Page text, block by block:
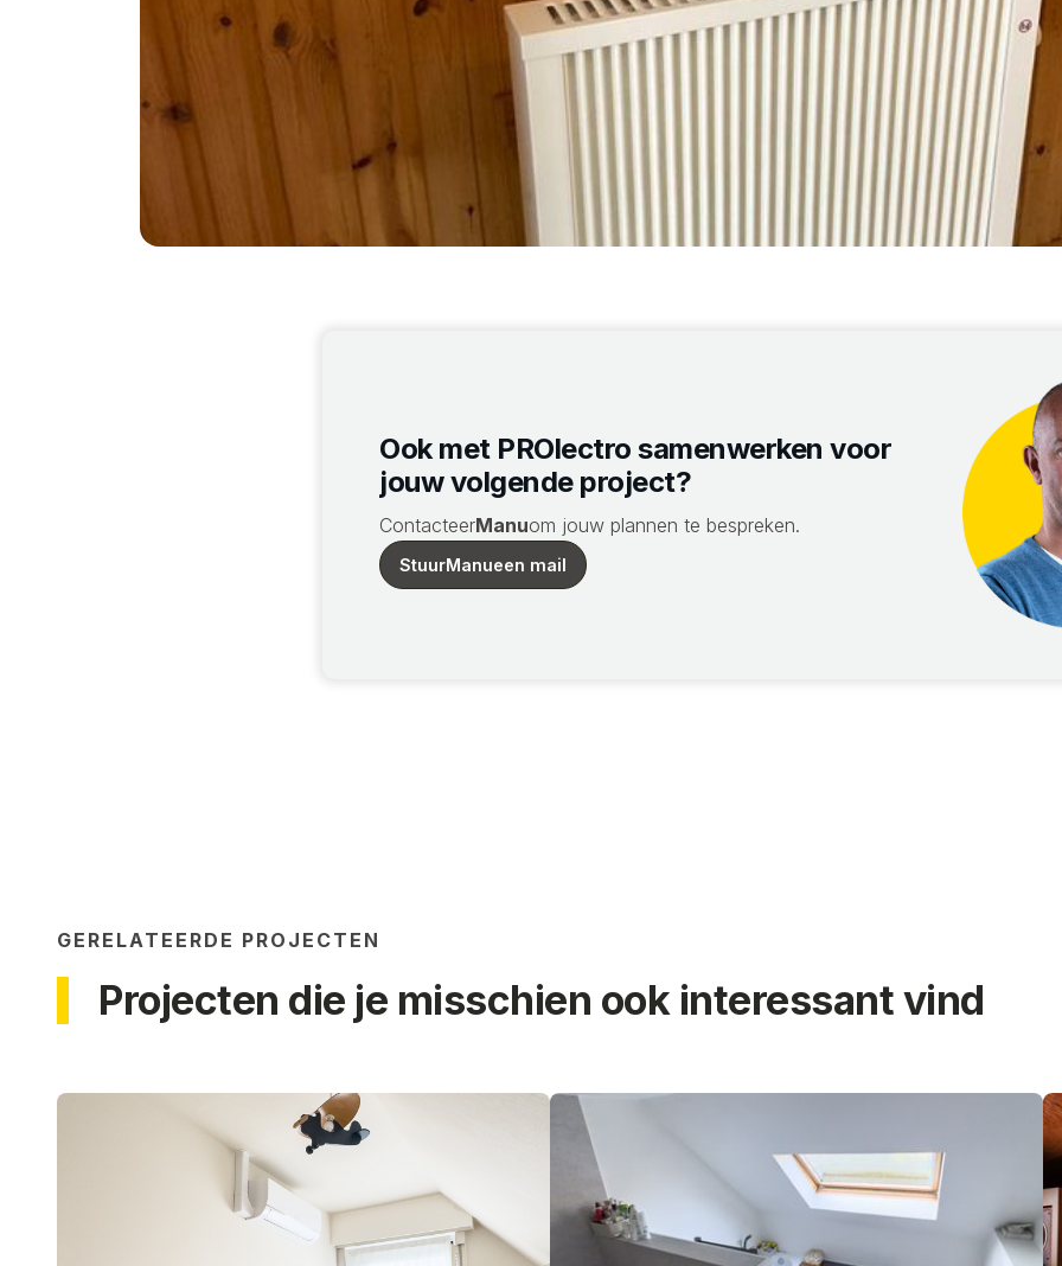
Ook met PROlectro samenwerken voor
jouw volgende project?
ContacteerManuom jouw plannen te bespreken.
StuurManueen mail
GERELATEERDE PROJECTEN
Projecten die je misschien ook interessant vind